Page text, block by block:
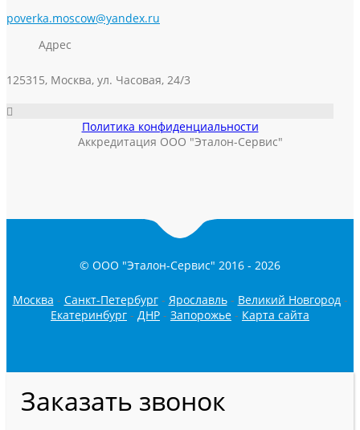
poverka.moscow@yandex.ru
Адрес
125315, Москва, ул. Часовая, 24/3
Политика конфиденциальности
Аккредитация ООО "Эталон-Сервис"
© ООО "Эталон-Сервис" 2016 - 2026
Москва - Санкт-Петербург- Ярославль- Великий Новгород-
Екатеринбург - ДНР - Запорожье - Карта сайта
Заказать звонок